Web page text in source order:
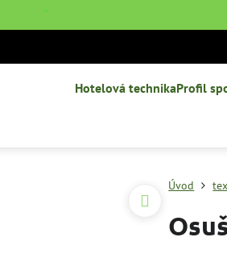
˙
Hotelová technikaProfil
Úvod